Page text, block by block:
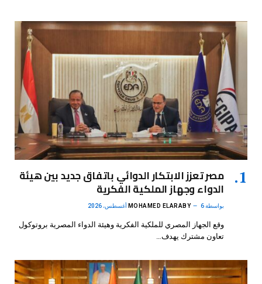
مصر تعزز الابتكار الدوائي باتفاق جديد بين هيئة
الدواء وجهاز الملكية الفكرية
بواسطة MOHAMED ELARABY 6 أغسطس، 2026
وقع الجهاز المصري للملكية الفكرية وهيئة الدواء المصرية بروتوكول
تعاون مشترك يهدف…